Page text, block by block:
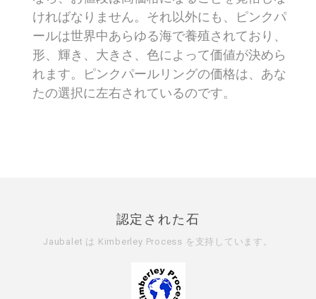
ければなりません。それ以外にも、ピンクパ
ールは世界中あらゆる海で養殖されており、
形、輝き、大きさ、色によって価値が決めら
れます。ピンクパールリングの価格は、あな
たの選択に左右されているのです。
認定された石
Jaubalet は Kimberley Process を支持しています。